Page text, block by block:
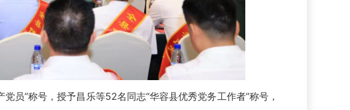
”称号，授予昌乐等52名同志“华容县优秀党务工作者”称号，